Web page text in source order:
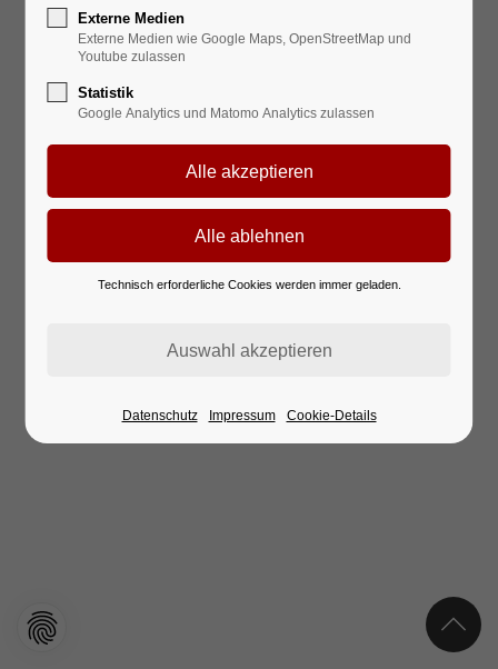
Externe Medien
Externe Medien wie Google Maps, OpenStreetMap und
Youtube zulassen
Statistik
Google Analytics und Matomo Analytics zulassen
Technisch erforderliche Cookies werden immer geladen.
Datenschutz Impressum Cookie-Details